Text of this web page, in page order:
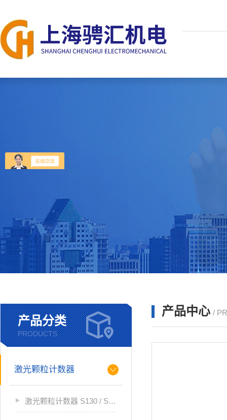
产品分类
PRODUCTS
激光颗粒计数器
激光颗粒计数器 S130 / S132
产品中心 /